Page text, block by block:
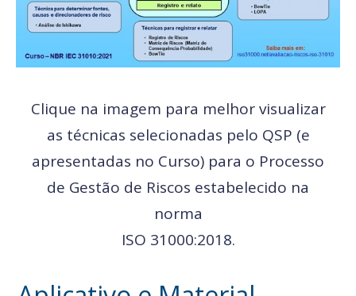
Clique na imagem para melhor visualizar
as técnicas selecionadas pelo QSP (e
apresentadas no Curso) para o Processo
de Gestão de Riscos estabelecido na
norma
ISO 31000:2018.